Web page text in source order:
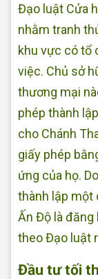
Đạo luật Cửa
nhằm tranh
khu vực có tổ
việc. Chủ sở
thương mại
phép thành
cho Chánh
giấy phép
ứng của họ.
thành lập một
Ấn Độ là đăng
theo Đạo luật
Đầu tư tối